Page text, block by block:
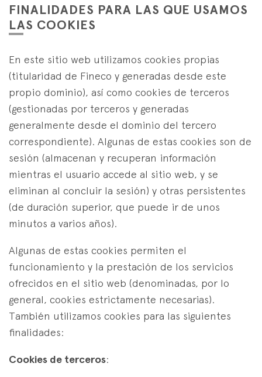
FINALIDADES PARA LAS QUE USAMOS
LAS COOKIES
En este sitio web utilizamos cookies propias
(titularidad de Fineco y generadas desde este
propio dominio), así como cookies de terceros
(gestionadas por terceros y generadas
generalmente desde el dominio del tercero
correspondiente). Algunas de estas cookies son de
sesión (almacenan y recuperan información
mientras el usuario accede al sitio web, y se
eliminan al concluir la sesión) y otras persistentes
(de duración superior, que puede ir de unos
minutos a varios años).
Algunas de estas cookies permiten el
funcionamiento y la prestación de los servicios
ofrecidos en el sitio web (denominadas, por lo
general, cookies estrictamente necesarias).
También utilizamos cookies para las siguientes
finalidades:
Cookies de terceros: